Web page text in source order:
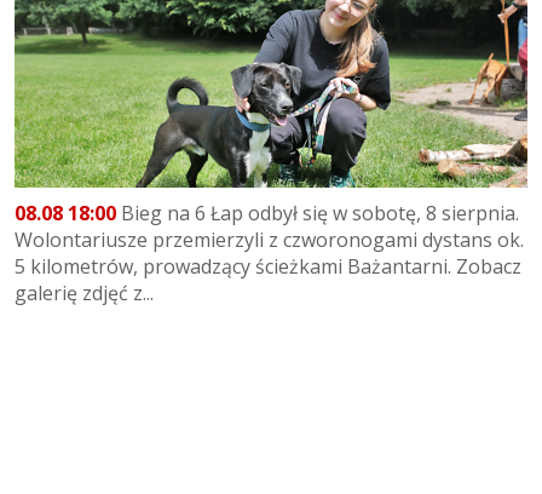
08.08 18:00 Bieg na 6 Łap odbył się w sobotę, 8 sierpnia.
Wolontariusze przemierzyli z czworonogami dystans ok.
5 kilometrów, prowadzący ścieżkami Bażantarni. Zobacz
galerię zdjęć z...